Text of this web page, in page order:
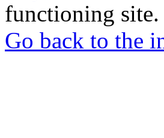
functioning site.
Go back to the